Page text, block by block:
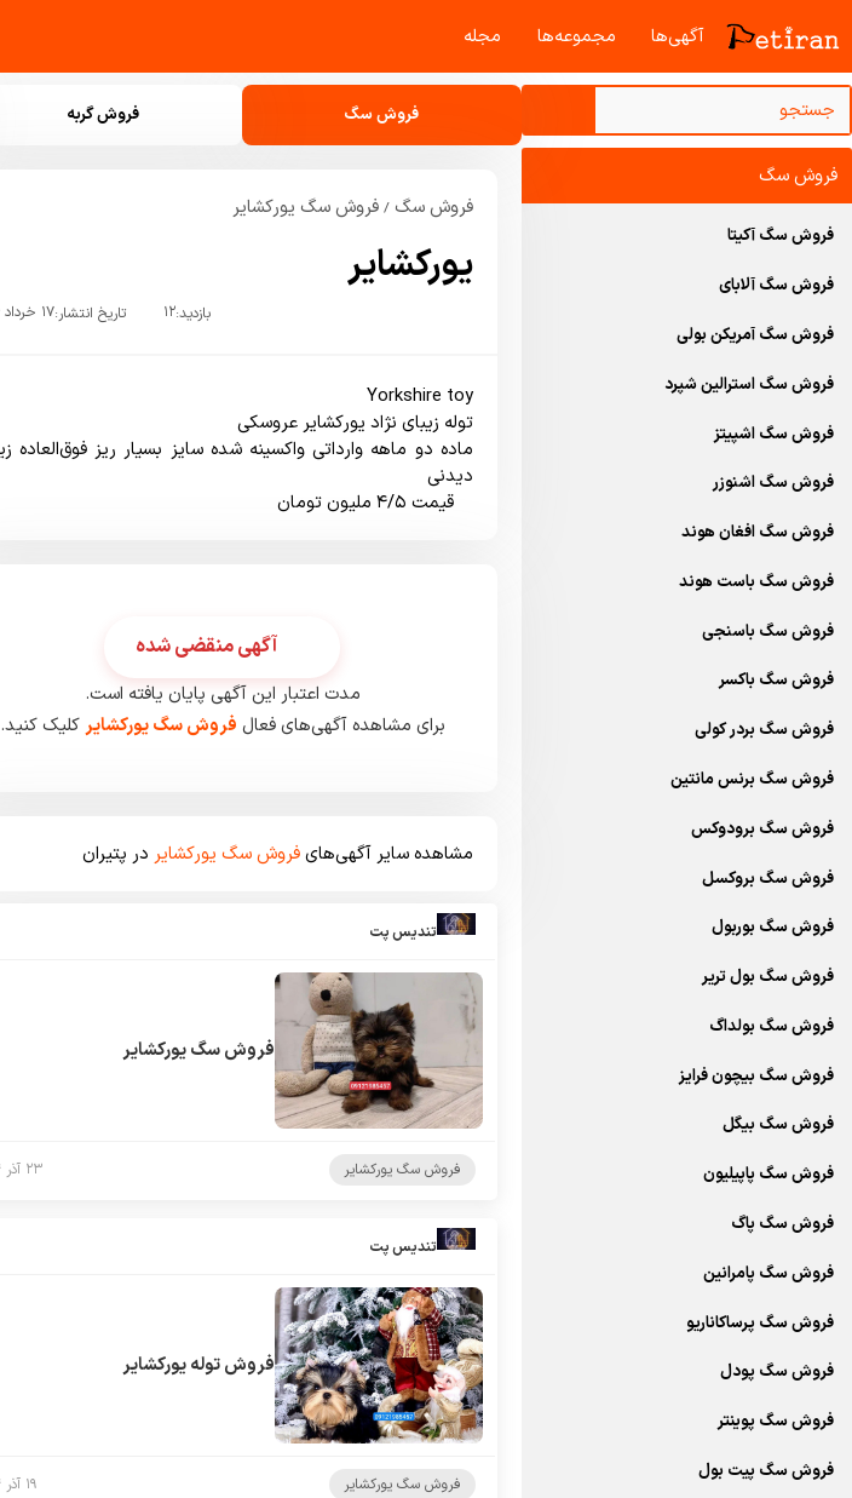
آگهی‌ها مجموعه‌ها مجله‌
فروش سگ
فروش سگ آکیتا
فروش سگ آلابای
فروش سگ آمریکن بولی
فروش سگ استرالین شپرد
فروش سگ اشپیتز
فروش سگ اشنوزر
فروش سگ افغان هوند
فروش سگ باست هوند
فروش سگ باسنجی
فروش سگ باکسر
فروش سگ بردر کولی
فروش سگ برنس مانتین
فروش سگ برودوکس
فروش سگ بروکسل
فروش سگ بوربول
فروش سگ بول تریر
فروش سگ بولداگ
فروش سگ بیچون فرایز
فروش سگ بیگل
فروش سگ پاپیلیون
فروش سگ پاگ
فروش سگ پامرانین
فروش سگ پرساکاناریو
فروش سگ پودل
فروش سگ پوینتر
فروش سگ پیت بول
فروش سگ فروش گربه
فروش سگ /فروش سگ یورکشایر
یورکشایر
تاریخ انتشار:۱۷ خرداد ۱۳۹۶ بازدید:۱۲
قيمت ۴/۵ مليون تومان
آگهی منقضی شده
مدت اعتبار این آگهی پایان یافته است.
برای مشاهده آگهی‌های فعال فروش سگ یورکشایر کلیک کنید.
مشاهده سایر آگهی‌هایفروش سگ یورکشایر در پتیران
تندیس پت
فروش سگ یورکشایر
فروش سگ یورکشایر ۲۳ آذر ۱۴۰۴
تندیس پت
فروش توله یورکشایر
فروش سگ یورکشایر ۱۹ آذر ۱۴۰۴